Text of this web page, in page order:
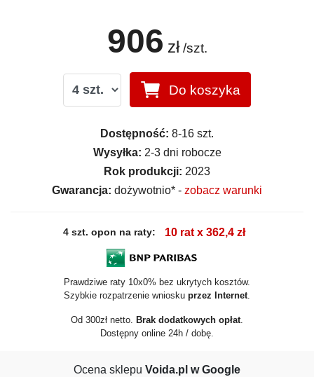
906 zł /szt.
Do koszyka
Dostępność: 8-16 szt.
Wysyłka: 2-3 dni robocze
Rok produkcji: 2023
Gwarancja: dożywotnio* - zobacz warunki
4 szt. opon na raty: 10 rat x 362,4 zł
Prawdziwe raty 10x0% bez ukrytych kosztów.
Szybkie rozpatrzenie wniosku przez Internet
Od 300zł netto. Brak dodatkowych opłat
Dostępny online 24h / dobę.
Ocena sklepu Voida.pl w Google